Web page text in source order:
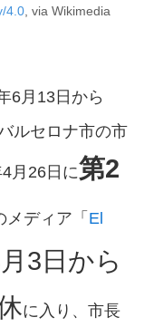
4.0, via Wikimedia
6月13日から
ルセロナ市の市
月26日に第2
ディア「 El
3日から
に入り、市長